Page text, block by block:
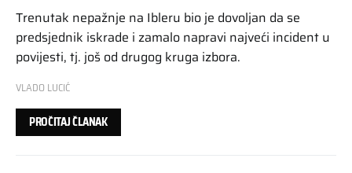
Trenutak nepažnje na Ibleru bio je dovoljan da se
predsjednik iskrade i zamalo napravi najveći incident u
povijesti, tj. još od drugog kruga izbora.
VLADO LUCIĆ
PROČITAJ ČLANAK